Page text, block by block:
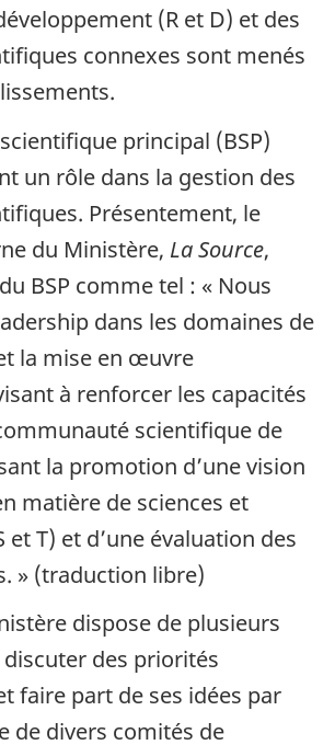
(R et D) et des
connexes sont menés
principal (BSP)
un rôle dans la gestion des
Présentement, le
du Ministère, La Source,
BSP comme tel : « Nous
dans les domaines de
la mise en œuvre
à renforcer les capacités
scientifique de
la promotion d’une vision
matière de sciences et
et T) et d’une évaluation des
» (traduction libre)
dispose de plusieurs
des priorités
faire part de ses idées par
de divers comités de